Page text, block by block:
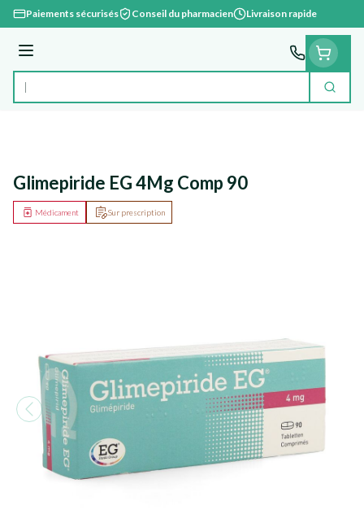
Aller au contenu
Paiements sécurisés Conseil du pharmacien Livraison rapide
Menu
Rechercher
Glimepiride EG 4Mg Comp 90
Sur prescription
Médicament